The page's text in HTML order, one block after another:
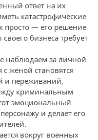
ответ на их
катастрофические
просто — его решение
бизнеса требует
наблюдаем за личной
женой становятся
и переживаний,
криминальным
эмоциональный
и делает его
вокруг военных